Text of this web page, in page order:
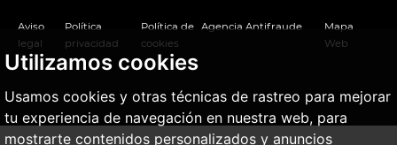
Utilizamos cookies
Usamos cookies y otras técnicas de rastreo para mejorar
tu experiencia de navegación en nuestra web, para
mostrarte contenidos personalizados y anuncios
Aviso
legal
Política
privacidad
Política de
cookies
Agencia Antifraude
Mapa
Web